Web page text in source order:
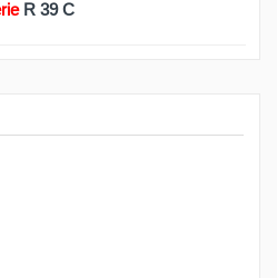
R 39 C